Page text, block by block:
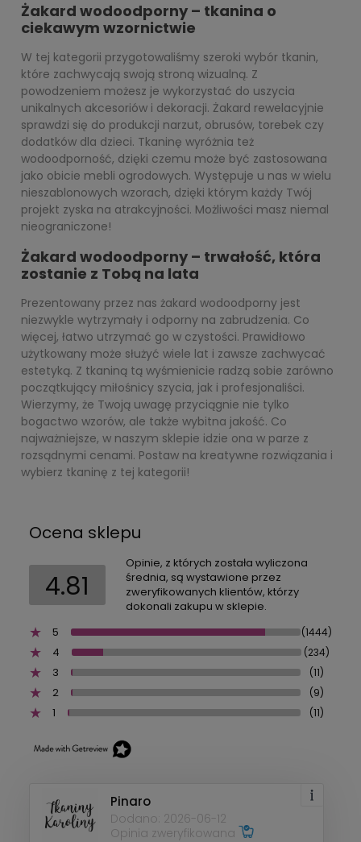
Żakard wodoodporny – tkanina o
ciekawym wzornictwie
W tej kategorii przygotowaliśmy szeroki wybór tkanin,
które zachwycają swoją stroną wizualną. Z
powodzeniem możesz je wykorzystać do uszycia
unikalnych akcesoriów i dekoracji. Żakard rewelacyjnie
sprawdzi się do produkcji narzut, obrusów, torebek czy
dodatków dla dzieci. Tkaninę wyróżnia też
wodoodporność, dzięki czemu może być zastosowana
jako obicie mebli ogrodowych. Występuje u nas w wielu
nieszablonowych wzorach, dzięki którym każdy Twój
projekt zyska na atrakcyjności. Możliwości masz niemal
nieograniczone!
Żakard wodoodporny – trwałość, która
zostanie z Tobą na lata
Prezentowany przez nas żakard wodoodporny jest
niezwykle wytrzymały i odporny na zabrudzenia. Co
więcej, łatwo utrzymać go w czystości. Prawidłowo
użytkowany może służyć wiele lat i zawsze zachwycać
estetyką. Z tkaniną tą wyśmienicie radzą sobie zarówno
początkujący miłośnicy szycia, jak i profesjonaliści.
Wierzymy, że Twoją uwagę przyciągnie nie tylko
bogactwo wzorów, ale także wybitna jakość. Co
najważniejsze, w naszym sklepie idzie ona w parze z
rozsądnymi cenami. Postaw na kreatywne rozwiązania i
wybierz tkaninę z tej kategorii!
Ocena sklepu
4.81
Opinie, z których została wyliczona
średnia, są wystawione przez
zweryfikowanych klientów, którzy
dokonali zakupu w sklepie.
5
(1444)
4 (234)
3 (11)
2 (9)
1 (11)
Pinaro
Dodano: 2026-06-12
Opinia zweryfikowana